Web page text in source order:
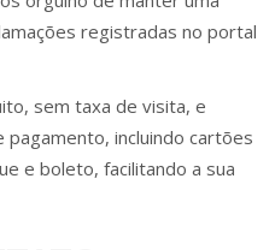
registradas no portal
sem taxa de visita, e
incluindo cartões
e boleto, facilitando a sua